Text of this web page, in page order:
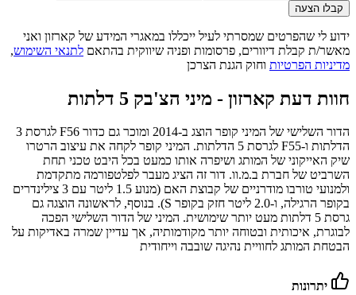
קבלו הצעה
ידוע לי שהפרטים שמסרתי לעיל ייכללו במאגרי המידע של קארזון ואני
מאשר/ת קבלת דיוורים, פרסומות ופניה שיווקית בהתאם לתנאי השימוש,
מדיניות הפרטיות וחוק הגנת הצרכן
חוות דעת קארזון - מיני הצ'בק 5 דלתות
הדור השלישי של המיני קופר הוצג ב-2014 ומוכר גם כדור F56 לגרסת 3
הדלתות ו-F55 לגרסת 5 הדלתות. המיני קופר לקחה את עיצוב הרטרו
שיק האייקוני של המותג ושיפרה אותו כמעט בכל היבט טכני תחת
השרביט של חברת ב.מ.וו. דור זה הציג מעבר לפלטפורמה מתקדמת
ולמנועי טורבו מודרניים של קבוצת האם (מנוע 1.5 ליטר עם 3 צילינדרים
בקופר הרגילה, ו-2.0 ליטר חזק בקופר S). בנוסף, לראשונה הוצגה גם
גרסת 5 דלתות מעט יותר שימושית. המיני של הדור השלישי הפכה
לבוגרת, איכותית ובטוחה יותר מקודמותיה, אך עדיין שמרה באדיקות על
הבטחת המותג לחוויית נהיגה שובבה וייחודית
יתרונות